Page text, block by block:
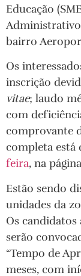
Educação
bairro
Os
inscrição
vitae; laudo
com
comprovante
completa está
feira, na
Estão sendo
unidades da
Os candidatos
serão
“Tempo de
meses, com